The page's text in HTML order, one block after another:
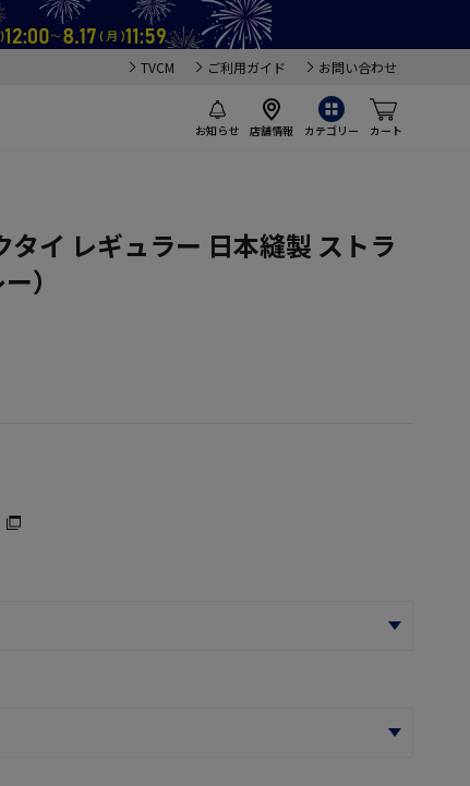
TVCM ご利用ガイド お問い合わせ
お知らせ 店舗情報 カテゴリー カート
タイ レギュラー 日本縫製 ストラ
）